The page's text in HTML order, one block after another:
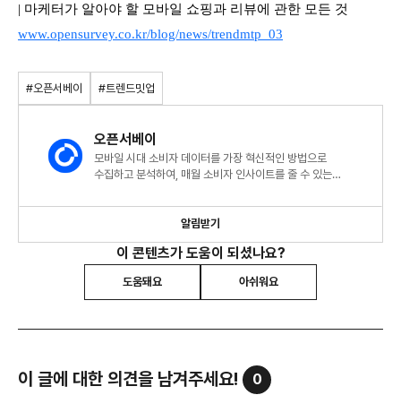
| 마케터가 알아야 할 모바일 쇼핑과 리뷰에 관한 모든 것
www.opensurvey.co.kr/blog/news/trendmtp_03
#오픈서베이 #트렌드밋업
오픈서베이
모바일 시대 소비자 데이터를 가장 혁신적인 방법으로
수집하고 분석하여, 매월 소비자 인사이트를 줄 수 있는
알림받기
이 콘텐츠가 도움이 되셨나요?
도움돼요 아쉬워요
이 글에 대한 의견을 남겨주세요! 0